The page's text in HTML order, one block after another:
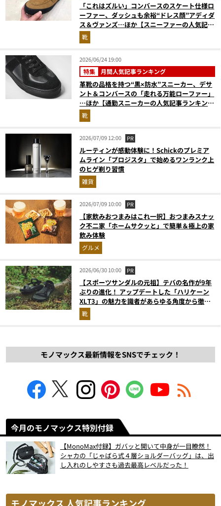
「これはズルい」コンバースのスケート仕様ロ
ーファー、ダッシュも余裕“ドレス顔”アディダ
ス＆ヴァンズ…ほか【スニーファーの人気記事
ランキングベスト3】（2026年5月版）
靴
2026/06/24 19:00
特集 月間人気記事ランキング
革靴の品格を持つ“黒×防水”スニーカー、デサ
ント＆コンバースの「走れる万能ローファー」
…ほか【通勤スニーカーの人気記事ランキング
ベスト3】（2026年5月版）
靴
2026/07/09 12:00 PR
ルーティンが感動体験に！Schickのプレミア
ムライン「プロジスタ」で始めるワンランク上
のヒゲ剃り習慣
雑貨
2026/07/09 10:00 PR
【家飲みおつまみはこれ一択】おつまみスナッ
ク不二家「ホームサクッと」で簡単＆極上の家
飲み体験
グルメ
2026/06/30 10:00 PR
【スポーツサンダルの元祖】テバの名作が9年
ぶりの進化！ アップデートした「ハリケーン
XLT3」の魅力を識者があらゆる角度から徹底
解説！
靴
モノマックス最新情報をSNSでチェック！
今月のモノマックス特別付録
【MonoMax付録】ガバッと開いて中身が一目瞭然！
シャカの「じゃばら式４層ショルダーバッグ」は、出
し入れのしやすさも過去最高レベルだった！
モノマックス 人気記事ランキング